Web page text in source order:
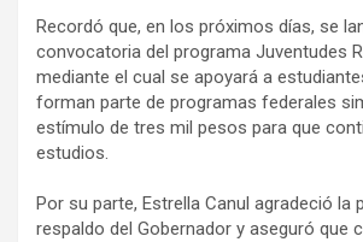
Recordó que, en los próximos días, se
convocatoria del programa Juventudes
mediante el cual se apoyará a
forman parte de programas federales
estímulo de tres mil pesos para que
estudios.
Por su parte, Estrella Canul agradeció la
respaldo del Gobernador y aseguró que